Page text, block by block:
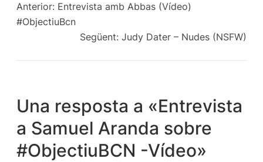
Anterior: Entrevista amb Abbas (Vídeo)
#ObjectiuBcn
Següent: Judy Dater – Nudes (NSFW)
Una resposta a «Entrevista
a Samuel Aranda sobre
#ObjectiuBCN -Vídeo»